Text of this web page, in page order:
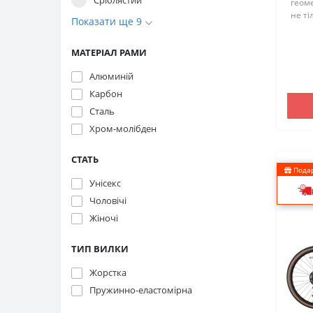
Показати ще 9
МАТЕРІАЛ РАМИ
Алюминій
Карбон
Сталь
Хром-молібден
СТАТЬ
Унісекс
Чоловічі
Жіночі
ТИП ВИЛКИ
Жорстка
Пружинно-еластомірна
не